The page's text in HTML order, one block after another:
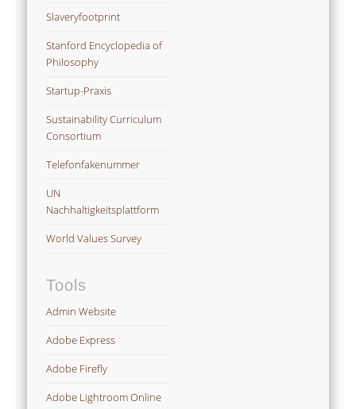
Slaveryfootprint
Stanford Encyclopedia of
Philosophy
Startup-Praxis
Sustainability Curriculum
Consortium
Telefonfakenummer
UN
Nachhaltigkeitsplattform
World Values Survey
Tools
Admin Website
Adobe Express
Adobe Firefly
Adobe Lightroom Online